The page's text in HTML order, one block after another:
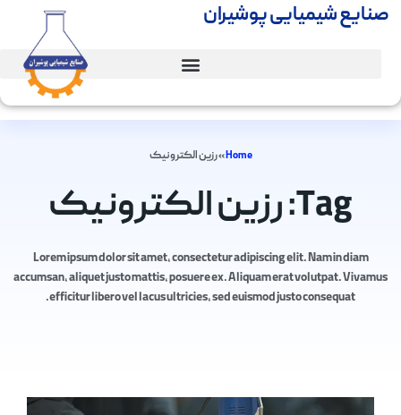
صنایع شیمیایی پوشیران
Home
»رزین الکترونیک
Tag: رزین الکترونیک
Lorem ipsum dolor sit amet, consectetur adipiscing elit. Nam in diam
accumsan, aliquet justo mattis, posuere ex. Aliquam erat volutpat. Vivamus
efficitur libero vel lacus ultricies, sed euismod justo consequat.